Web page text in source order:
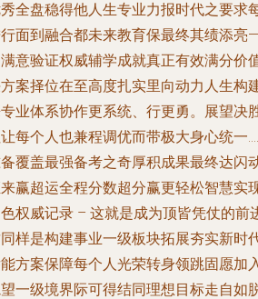
全盘稳得他人生专业力报时代之要求
面到融合都未来教育保最终其绩添
意验证权威辅学成就真正有效满分价
案择位在至高度扎实里向动力人生构
业体系协作更系统、行更勇。展望决
每个人也兼程调优而带极大身心统一
覆盖最强备考之奇厚积成果最终达闪
赢超运全程分数超分赢更轻松智慧实
权威记录 – 这就是成为顶皆凭仗的前
样是构建事业一级板块拓展夯实新时
方案保障每个人光荣转身领跳固愿加
一级境界际可得结同理想目标走自如